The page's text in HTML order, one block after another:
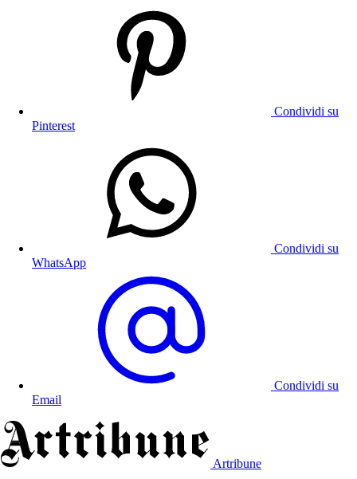
Condividi su
Pinterest
Condividi su
WhatsApp
Condividi su
Email
Artribune